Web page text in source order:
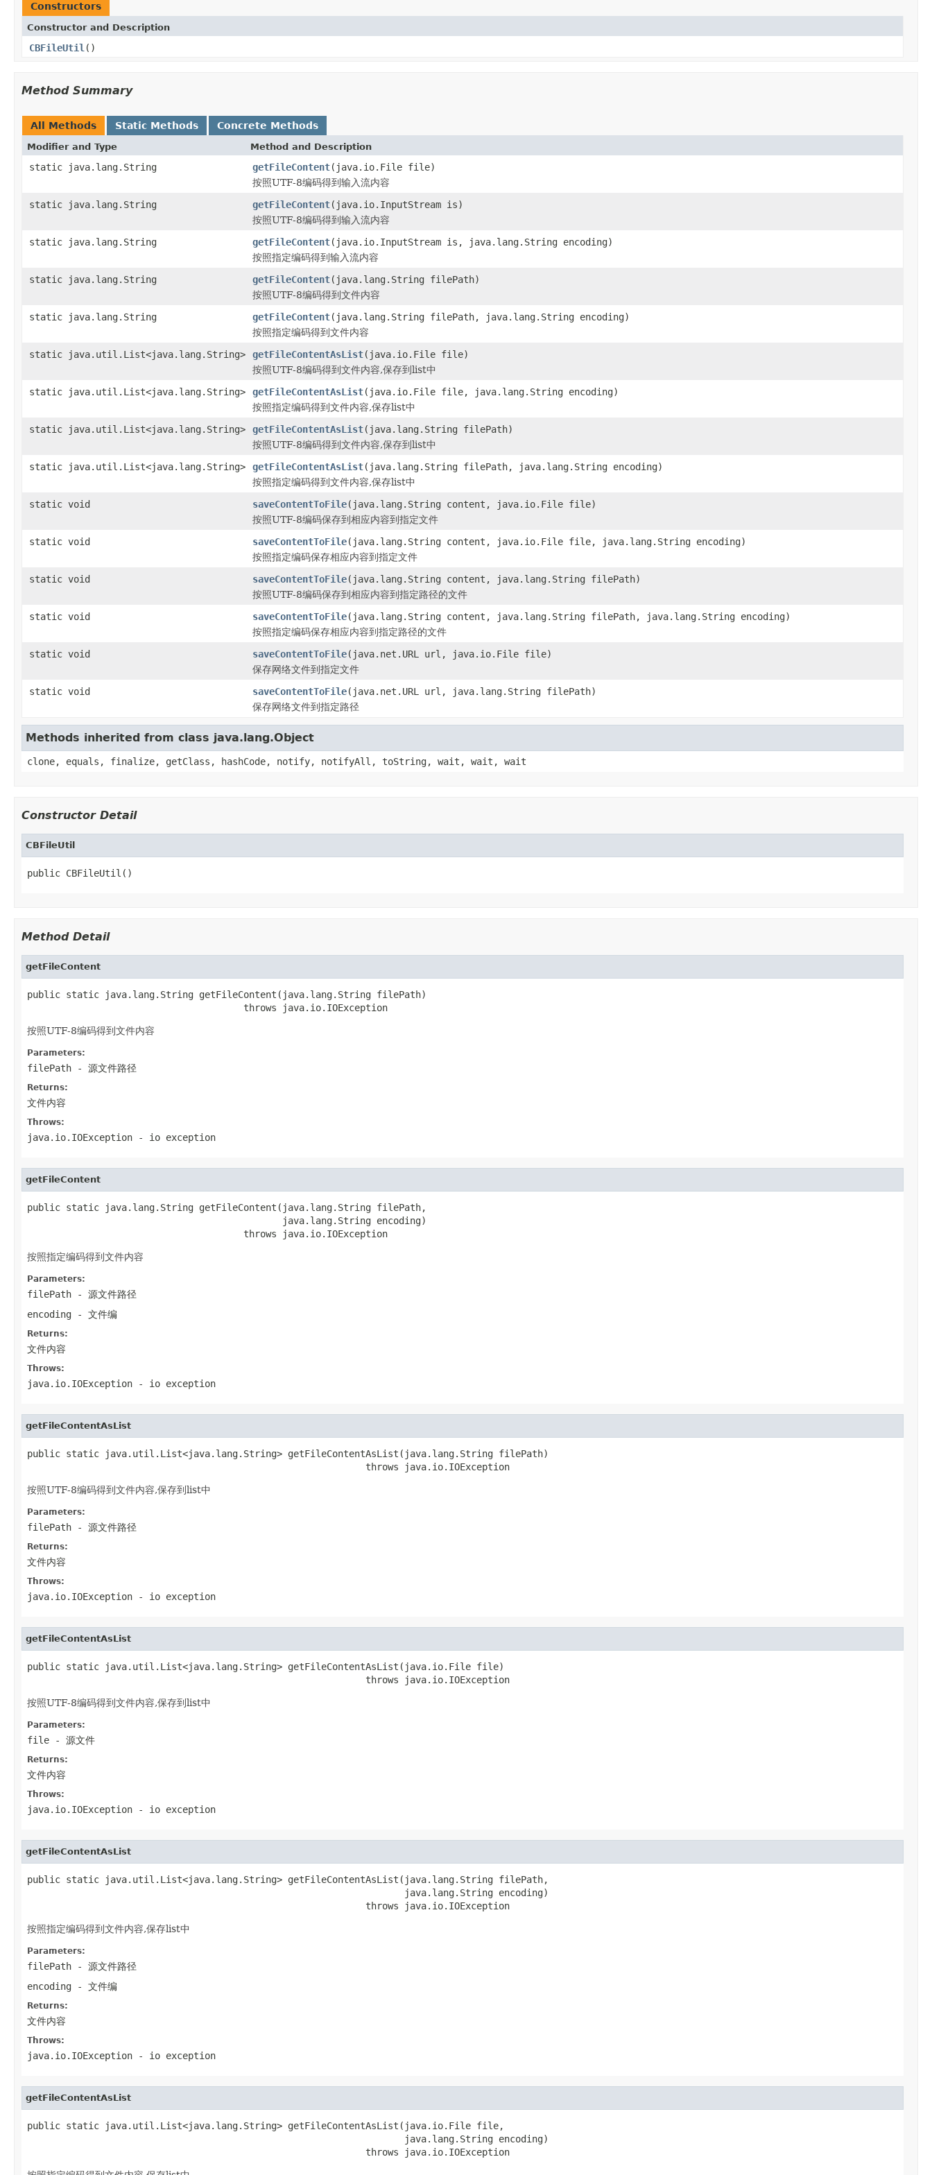
Constructors
Constructor and Description
CBFileUtil ()
Method Summary
All Methods Static Methods Concrete Methods
Modifier and Type Method and Description
static java.lang.String getFileContent(java.io.File file)
按照UTF-8编码得到输入流内容
static java.lang.String
getFileContent(java.io.InputStream is)
按照UTF-8编码得到输入流内容
static java.lang.String
getFileContent(java.io.InputStream is, java.lang.String encoding)
按照指定编码得到输入流内容
static java.lang.String
getFileContent(java.lang.String filePath)
按照UTF-8编码得到文件内容
static java.lang.String
getFileContent(java.lang.String filePath, java.lang.String encoding)
按照指定编码得到文件内容
static java.util.List<java.lang.String>
getFileContentAsList(java.io.File file)
按照UTF-8编码得到文件内容,保存到list中
static java.util.List<java.lang.String>
getFileContentAsList(java.io.File file, java.lang.String encoding)
按照指定编码得到文件内容,保存list中
static java.util.List<java.lang.String>
getFileContentAsList(java.lang.String filePath)
按照UTF-8编码得到文件内容,保存到list中
static java.util.List<java.lang.String>
getFileContentAsList(java.lang.String filePath, java.lang.String encoding)
按照指定编码得到文件内容,保存list中
static void
saveContentToFile(java.lang.String content, java.io.File file)
按照UTF-8编码保存到相应内容到指定文件
static void
saveContentToFile(java.lang.String content, java.io.File file, java.lang.String encoding)
按照指定编码保存相应内容到指定文件
static void
saveContentToFile(java.lang.String content, java.lang.String filePath)
按照UTF-8编码保存到相应内容到指定路径的文件
static void
saveContentToFile(java.lang.String content, java.lang.String filePath, java.lang.String encoding)
按照指定编码保存相应内容到指定路径的文件
static void
saveContentToFile(java.net.URL url, java.io.File file)
保存网络文件到指定文件
static void
saveContentToFile(java.net.URL url, java.lang.String filePath)
保存网络文件到指定路径
Methods inherited from class java.lang.Object
clone, equals, finalize, getClass, hashCode, notify, notifyAll, toString, wait, wait, wait
Constructor Detail
CBFileUtil
public CBFileUtil()
Method Detail
getFileContent
public static java.lang.String getFileContent(java.lang.String filePath)
                                       throws java.io.IOException
按照UTF-8编码得到文件内容
Parameters:
filePath - 源文件路径
Returns:
文件内容
Throws:
java.io.IOException - io exception
getFileContent
public static java.lang.String getFileContent(java.lang.String filePath,
                                              java.lang.String encoding)
                                       throws java.io.IOException
按照指定编码得到文件内容
Parameters:
filePath - 源文件路径
encoding - 文件编
Returns:
文件内容
Throws:
java.io.IOException - io exception
getFileContentAsList
public static java.util.List<java.lang.String> getFileContentAsList(java.lang.String filePath)
                                                             throws java.io.IOException
按照UTF-8编码得到文件内容,保存到list中
Parameters:
filePath - 源文件路径
Returns:
文件内容
Throws:
java.io.IOException - io exception
getFileContentAsList
public static java.util.List<java.lang.String> getFileContentAsList(java.io.File file)
                                                             throws java.io.IOException
按照UTF-8编码得到文件内容,保存到list中
Parameters:
file - 源文件
Returns:
文件内容
Throws:
java.io.IOException - io exception
getFileContentAsList
public static java.util.List<java.lang.String> getFileContentAsList(java.lang.String filePath,
                                                                    java.lang.String encoding)
                                                             throws java.io.IOException
按照指定编码得到文件内容,保存list中
Parameters:
filePath - 源文件路径
encoding - 文件编
Returns:
文件内容
Throws:
java.io.IOException - io exception
getFileContentAsList
public static java.util.List<java.lang.String> getFileContentAsList(java.io.File file,
                                                                    java.lang.String encoding)
                                                             throws java.io.IOException